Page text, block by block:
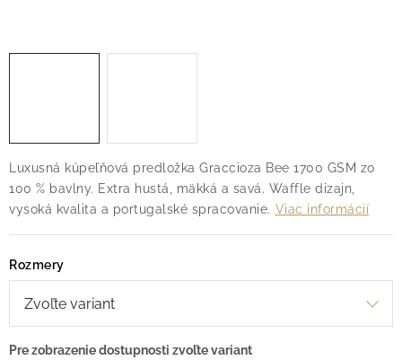
Luxusná kúpeľňová predložka Graccioza Bee 1700 GSM zo
100 % bavlny. Extra hustá, mäkká a savá. Waffle dizajn,
vysoká kvalita a portugalské spracovanie. Viac informácií
Rozmery